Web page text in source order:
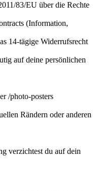
83/EU über die Rechte
(Information,
14-tägige Widerrufsrecht
auf deine persönlichen
/photo-posters
Rändern oder anderen
verzichtest du auf dein